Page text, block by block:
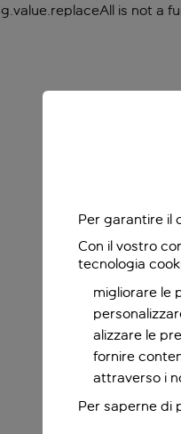
g.value.replaceAll is not a
Per garantire il
Con il vostro
tecnologia
migliorare le
alizzare le
fornire
attraverso i
Per saperne di